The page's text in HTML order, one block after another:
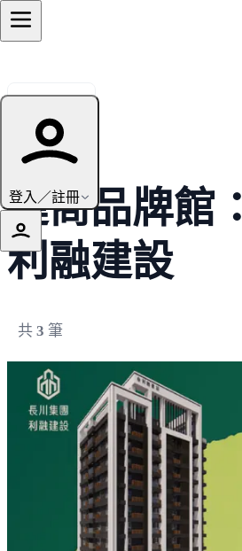
登入／註冊
建商品牌館：
利融建設
共 3 筆